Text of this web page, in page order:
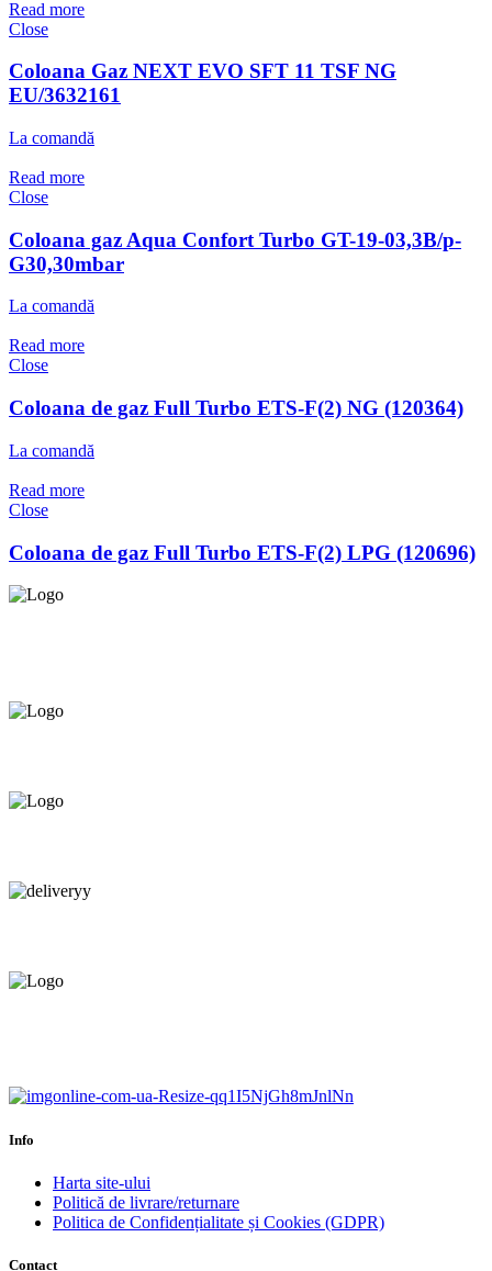
Read more
Close
Coloana Gaz NEXT EVO SFT 11 TSF NG
EU/3632161
La comandă
Read more
Close
Coloana gaz Aqua Confort Turbo GT-19-03,3B/p-
G30,30mbar
La comandă
Read more
Close
Coloana de gaz Full Turbo ETS-F(2) NG (120364)
La comandă
Read more
Close
Coloana de gaz Full Turbo ETS-F(2) LPG (120696)
Info
Harta site-ului
Politică de livrare/returnare
Politica de Confidențialitate și Cookies (GDPR)
Contact